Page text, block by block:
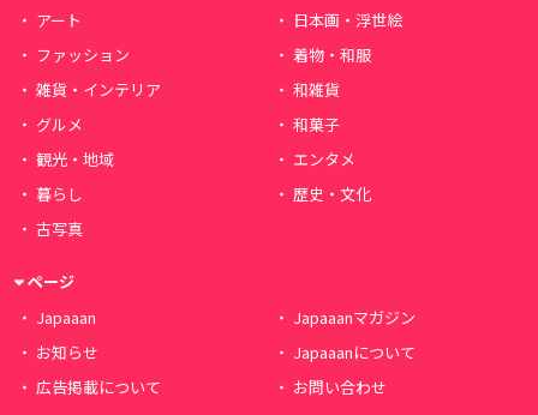
アート
日本画・浮世絵
ファッション
着物・和服
雑貨・インテリア
和雑貨
グルメ
和菓子
観光・地域
エンタメ
暮らし
歴史・文化
古写真
ページ
Japaaan
Japaaanマガジン
お知らせ
Japaaanについて
広告掲載について
お問い合わせ